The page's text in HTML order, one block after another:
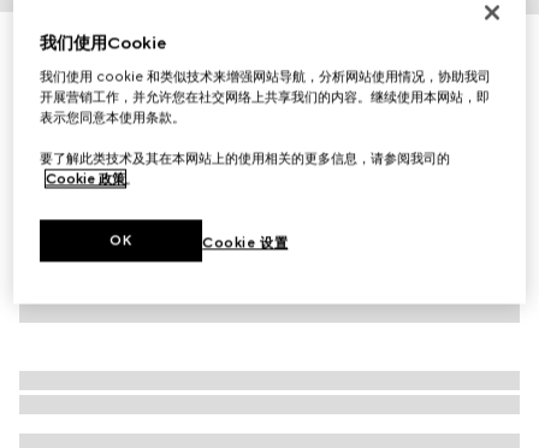
Icon系列18K金戒指
€ 800
我们使用Cookie
我们使用 cookie 和类似技术来增强网站导航，分析网站使用情况，协助我司
开展营销工作，并允许您在社交网络上共享我们的内容。继续使用本网站，即
表示您同意本使用条款。
要了解此类技术及其在本网站上的使用相关的更多信息，请参阅我司的
Cookie 政策。
Cookie 设置
OK